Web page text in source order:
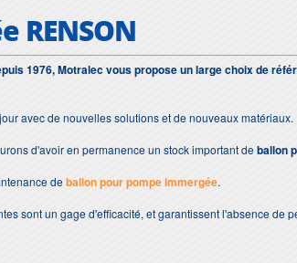
RENSON
1976, Motralec vous propose un large choix de
avec de nouvelles solutions et de nouveaux matériaux.
d'avoir en permanence un stock important deballon
deballon pour pompe immergée.
sont un gage d'efficacité, et garantissent l'absence de